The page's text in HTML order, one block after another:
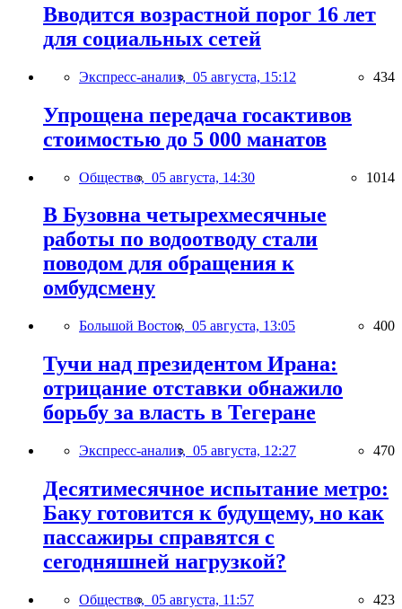
Вводится возрастной порог 16 лет
для социальных сетей
Экспресс-анализ, 05 августа, 15:12 434
Упрощена передача госактивов
стоимостью до 5 000 манатов
Общество, 05 августа, 14:30 1014
В Бузовна четырехмесячные
работы по водоотводу стали
поводом для обращения к
омбудсмену
Большой Восток, 05 августа, 13:05 400
Тучи над президентом Ирана:
отрицание отставки обнажило
борьбу за власть в Тегеране
Экспресс-анализ, 05 августа, 12:27 470
Десятимесячное испытание метро:
Баку готовится к будущему, но как
пассажиры справятся с
сегодняшней нагрузкой?
Общество, 05 августа, 11:57 423